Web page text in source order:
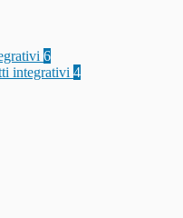
6
integrativi 4